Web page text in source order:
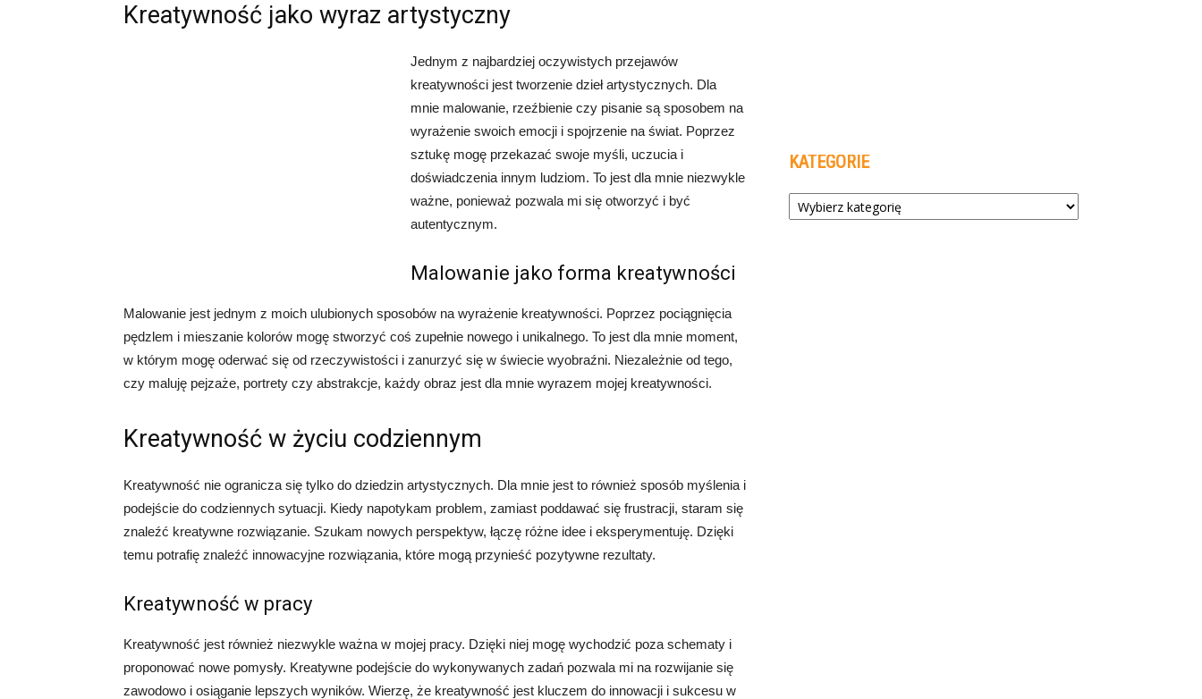
Kreatywność jako wyraz artystyczny
Jednym z najbardziej oczywistych przejawów
kreatywności jest tworzenie dzieł artystycznych. Dla
mnie malowanie, rzeźbienie czy pisanie są sposobem na
wyrażenie swoich emocji i spojrzenie na świat. Poprzez
sztukę mogę przekazać swoje myśli, uczucia i
doświadczenia innym ludziom. To jest dla mnie niezwykle
ważne, ponieważ pozwala mi się otworzyć i być
autentycznym.
Malowanie jako forma kreatywności
Malowanie jest jednym z moich ulubionych sposobów na wyrażenie kreatywności. Poprzez pociągnięcia
pędzlem i mieszanie kolorów mogę stworzyć coś zupełnie nowego i unikalnego. To jest dla mnie moment,
w którym mogę oderwać się od rzeczywistości i zanurzyć się w świecie wyobraźni. Niezależnie od tego,
czy maluję pejzaże, portrety czy abstrakcje, każdy obraz jest dla mnie wyrazem mojej kreatywności.
Kreatywność w życiu codziennym
Kreatywność nie ogranicza się tylko do dziedzin artystycznych. Dla mnie jest to również sposób myślenia i
podejście do codziennych sytuacji. Kiedy napotykam problem, zamiast poddawać się frustracji, staram się
znaleźć kreatywne rozwiązanie. Szukam nowych perspektyw, łączę różne idee i eksperymentuję. Dzięki
temu potrafię znaleźć innowacyjne rozwiązania, które mogą przynieść pozytywne rezultaty.
Kreatywność w pracy
Kreatywność jest również niezwykle ważna w mojej pracy. Dzięki niej mogę wychodzić poza schematy i
proponować nowe pomysły. Kreatywne podejście do wykonywanych zadań pozwala mi na rozwijanie się
zawodowo i osiąganie lepszych wyników. Wierzę, że kreatywność jest kluczem do innowacji i sukcesu w
KATEGORIE
Kategorie